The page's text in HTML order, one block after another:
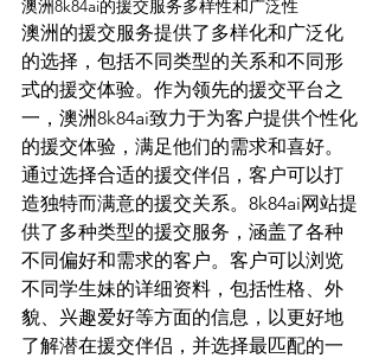
澳洲8k84ai的援交服务多样性和广泛性
澳洲的援交服务提供了多样化和广泛化
的选择，包括不同类型的关系和不同形
式的援交体验。作为领先的援交平台之
一，澳洲8k84ai致力于为客户提供个性化
的援交体验，满足他们的需求和喜好。
通过选择合适的援交伴侣，客户可以打
造独特而满意的援交关系。8k84ai网站提
供了多种类型的援交服务，涵盖了各种
不同偏好和需求的客户。客户可以浏览
不同学生妹的详细资料，包括性格、外
貌、兴趣爱好等方面的信息，以更好地
了解潜在援交伴侣，并选择最匹配的一